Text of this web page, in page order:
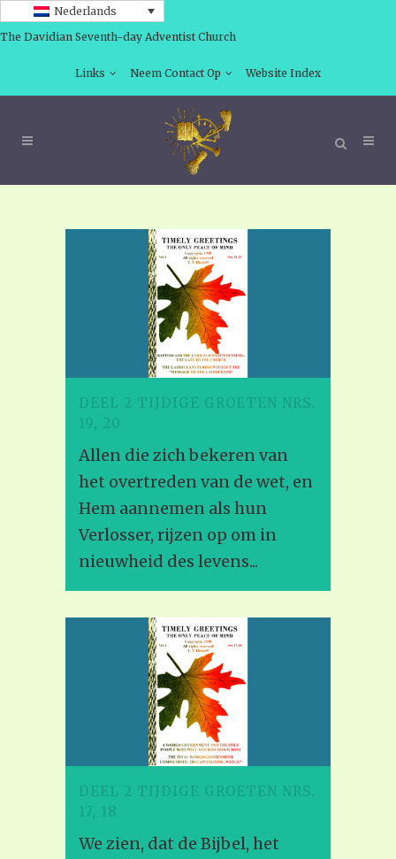
Nederlands
The Davidian Seventh-day Adventist Church
Links Neem Contact Op Website Index
DEEL 2 TIJDIGE GROETEN NRS.
19, 20
Allen die zich bekeren van
het overtreden van de wet, en
Hem aannemen als hun
Verlosser, rijzen op om in
nieuwheid des levens...
DEEL 2 TIJDIGE GROETEN NRS.
17, 18
We zien, dat de Bijbel, het